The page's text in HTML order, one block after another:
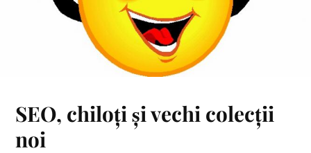
SEO, chiloți și vechi colecții
noi